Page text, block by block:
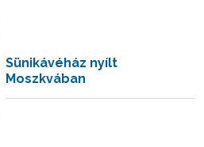
Sünikávéház nyílt
Moszkvában